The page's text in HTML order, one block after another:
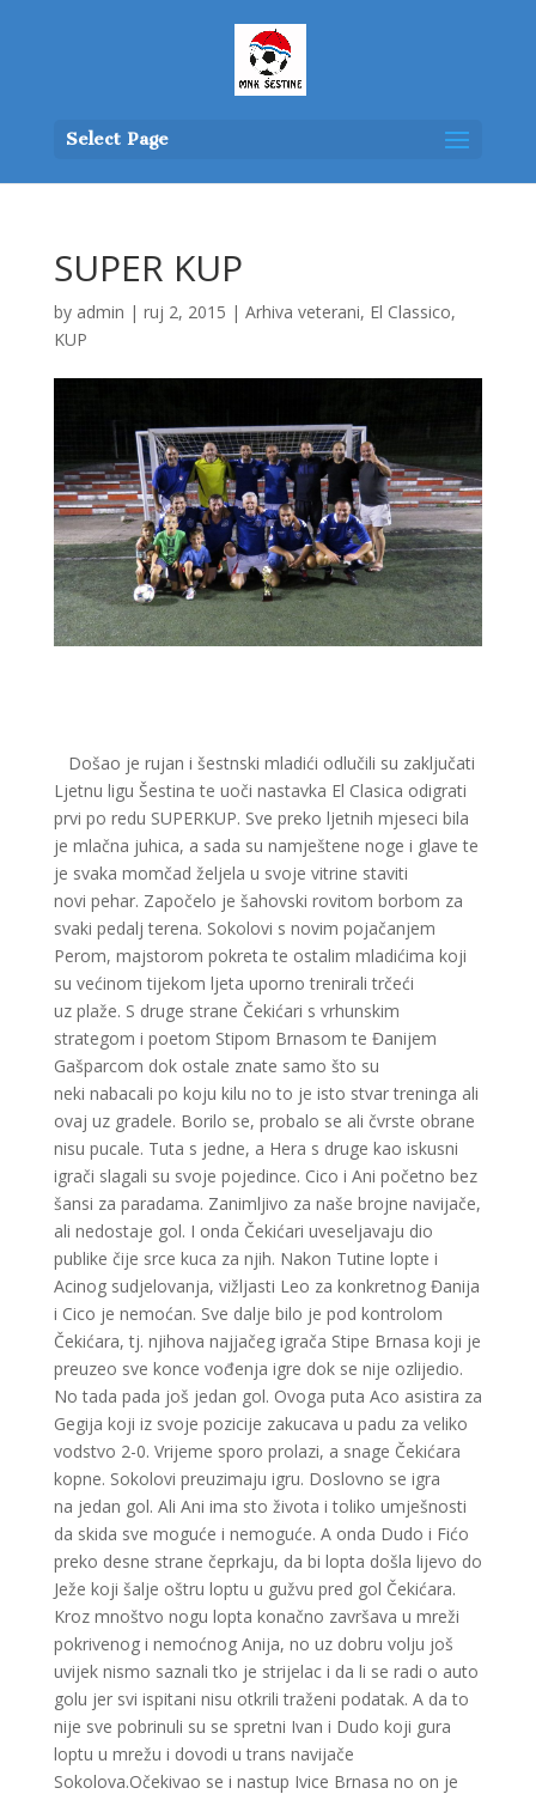
Select Page
SUPER KUP
by admin | ruj 2, 2015 | Arhiva veterani, El Classico,
KUP
Došao je rujan i šestnski mladići odlučili su zaključati
Ljetnu ligu Šestina te uoči nastavka El Clasica odigrati
prvi po redu SUPERKUP. Sve preko ljetnih mjeseci bila
je mlačna juhica, a sada su namještene noge i glave te
je svaka momčad željela u svoje vitrine staviti
novi pehar. Započelo je šahovski rovitom borbom za
svaki pedalj terena. Sokolovi s novim pojačanjem
Perom, majstorom pokreta te ostalim mladićima koji
su većinom tijekom ljeta uporno trenirali trčeći
uz plaže. S druge strane Čekićari s vrhunskim
strategom i poetom Stipom Brnasom te Đanijem
Gašparcom dok ostale znate samo što su
neki nabacali po koju kilu no to je isto stvar treninga ali
ovaj uz gradele. Borilo se, probalo se ali čvrste obrane
nisu pucale. Tuta s jedne, a Hera s druge kao iskusni
igrači slagali su svoje pojedince. Cico i Ani početno bez
šansi za paradama. Zanimljivo za naše brojne navijače,
ali nedostaje gol. I onda Čekićari uveseljavaju dio
publike čije srce kuca za njih. Nakon Tutine lopte i
Acinog sudjelovanja, vižljasti Leo za konkretnog Đanija
i Cico je nemoćan. Sve dalje bilo je pod kontrolom
Čekićara, tj. njihova najjačeg igrača Stipe Brnasa koji je
preuzeo sve konce vođenja igre dok se nije ozlijedio.
No tada pada još jedan gol. Ovoga puta Aco asistira za
Gegija koji iz svoje pozicije zakucava u padu za veliko
vodstvo 2-0. Vrijeme sporo prolazi, a snage Čekićara
kopne. Sokolovi preuzimaju igru. Doslovno se igra
na jedan gol. Ali Ani ima sto života i toliko umješnosti
da skida sve moguće i nemoguće. A onda Dudo i Fićo
preko desne strane čeprkaju, da bi lopta došla lijevo do
Ježe koji šalje oštru loptu u gužvu pred gol Čekićara.
Kroz mnoštvo nogu lopta konačno završava u mreži
pokrivenog i nemoćnog Anija, no uz dobru volju još
uvijek nismo saznali tko je strijelac i da li se radi o auto
golu jer svi ispitani nisu otkrili traženi podatak. A da to
nije sve pobrinuli su se spretni Ivan i Dudo koji gura
loptu u mrežu i dovodi u trans navijače
Sokolova.Očekivao se i nastup Ivice Brnasa no on je